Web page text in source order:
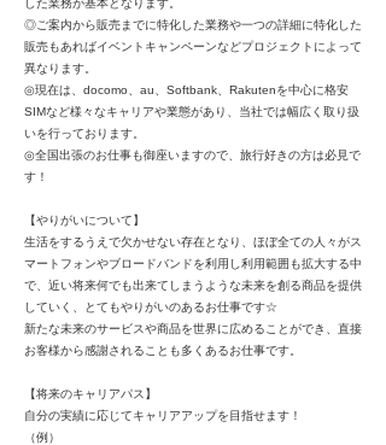
した業務が基本となります。
◎ご案内から販売までに特化した業務や一つの詳細に特化した
販売もあればイベントキャンペーンなどプロジェクトによって
異なります。
◎現在は、docomo、au、Softbank、Rakutenを中心に格安
SIMなど様々なキャリアや業態があり、当社では幅広く取り扱
いを行っております。
◎全国出張のお仕事も御座いますので、旅行好きの方は必見で
す！
【やりがいについて】
生活をするうえで欠かせない存在となり、ほぼ全ての人々がス
マートフォンやブロードバンドを利用し利用範囲も拡大する中
で、近い将来何でも出来てしまうような未来を創る商品を提供
していく、とてもやりがいのあるお仕事です☆
新たな未来のサービスや商品を世界に広めることができ、直接
お客様から感謝されることも多くあるお仕事です。
【将来のキャリアパス】
自分の実績に応じてキャリアアップを目指せます！
（例）